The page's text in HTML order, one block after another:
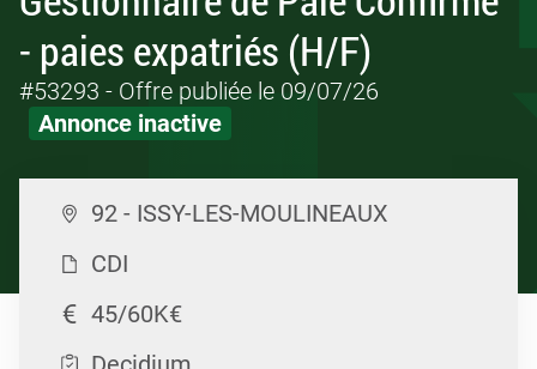
- paies expatriés (H/F)
#53293 - Offre publiée le 09/07/26
Annonce inactive
92 - ISSY-LES-MOULINEAUX
CDI
45/60K€